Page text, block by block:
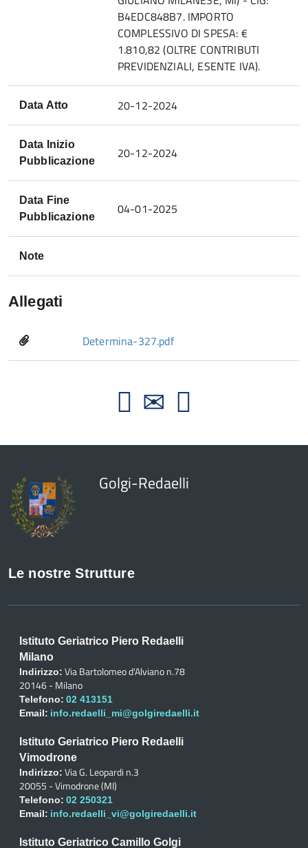
B4EDC848B7. IMPORTO
COMPLESSIVO DI SPESA: €
1.810,82 (OLTRE CONTRIBUTI
PREVIDENZIALI, ESENTE IVA).
Data Atto 20-12-2024
Data Inizio
Pubblicazione
20-12-2024
Data Fine
Pubblicazione
04-01-2025
Note
Allegati
Determina-327.pdf
Golgi-Redaelli
Le nostre Strutture
Istituto Geriatrico Piero Redaelli
Milano
Indirizzo: Via Bartolomeo d'Alviano n.78
20146 - Milano
Telefono: 02 413151
Email: info.redaelli_mi@golgiredaelli.it
Istituto Geriatrico Piero Redaelli
Vimodrone
Indirizzo: Via G. Leopardi n.3
20055 - Vimodrone (MI)
Telefono: 02 250321
Email: info.redaelli_vi@golgiredaelli.it
Istituto Geriatrico Camillo Golgi